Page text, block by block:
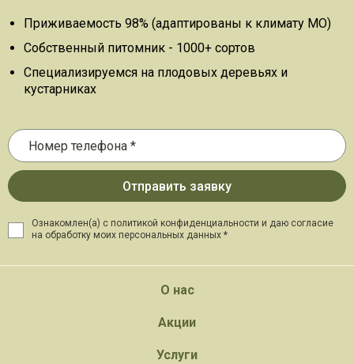
Приживаемость 98% (адаптированы к климату МО)
Собственный питомник - 1000+ сортов
Специализируемся на плодовых деревьях и
кустарниках
Ознакомлен(а) с политикой конфиденциальности и даю согласие
на обработку моих персональных данных *
О нас
Акции
Услуги